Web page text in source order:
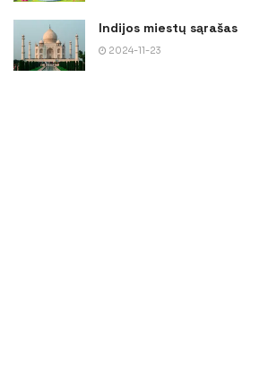
Indijos miestų sąrašas
2024-11-23